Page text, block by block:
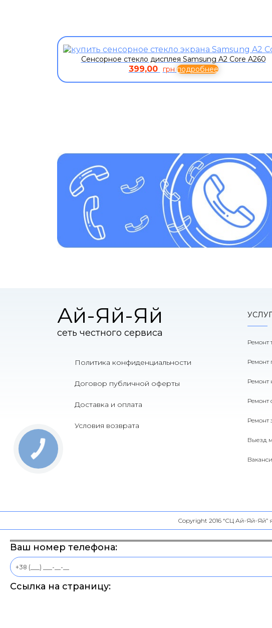
Сенсорное стекло дисплея Samsung A2 Core A260
399,00 грн подробнее
Ай-Яй-Яй
сеть честного сервиса
Политика конфиденциальности
Договор публичной оферты
Доставка и оплата
Условия возврата
Ремонт
Ремонт
Ремонт
Ремонт
Ремонт
Выезд
Copyright 2016 “СЦ Ай-Яй-Яй”
Ваш номер телефона:
Ссылка на страницу: